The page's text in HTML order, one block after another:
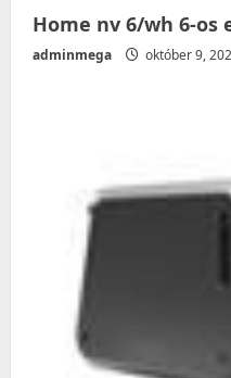
Home nv 6/wh 6-os
adminmega október 9,